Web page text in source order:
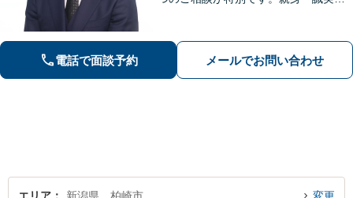
応。まずはご相談ください【柏崎駅4分
｜近隣駐車場あり｜弁護士歴10年以
電話で面談予約 メールでお問い合わせ